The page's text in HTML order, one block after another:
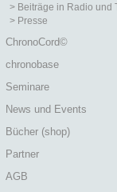
> Beiträge in Radio und
> Presse
ChronoCord©
chronobase
Seminare
News und Events
Bücher (shop)
Partner
AGB